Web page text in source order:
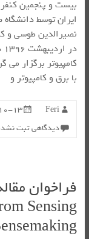
بیست و پنجمین
ایران توسط
نصیرالدین طوسی و
کامپیوتر برگزار
با برق و کامپیوتر و
Feri
13
دیدگاهی ثبت
Sensing